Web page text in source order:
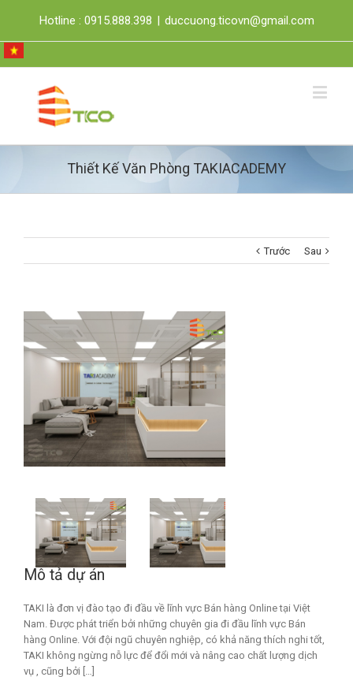
Hotline : 0915.888.398 | duccuong.ticovn@gmail.com
Thiết Kế Văn Phòng TAKIACADEMY
Trước Sau
Mô tả dự án
TAKI là đơn vị đào tạo đi đầu về lĩnh vực Bán hàng Online tại Việt
Nam. Được phát triển bởi những chuyên gia đi đầu lĩnh vực Bán
hàng Online. Với đội ngũ chuyên nghiệp, có khả năng thích nghi tốt,
TAKI không ngừng nỗ lực để đổi mới và nâng cao chất lượng dịch
vụ , cũng bởi […]